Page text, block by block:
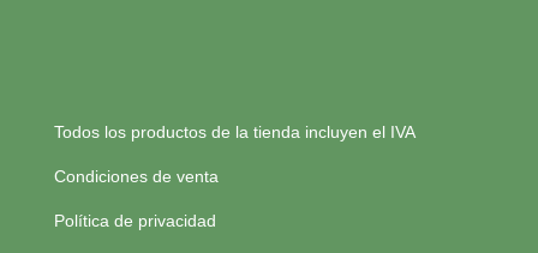
Todos los productos de la tienda incluyen el IVA
Condiciones de venta
Política de privacidad